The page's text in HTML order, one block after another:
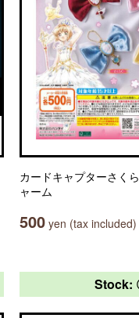
カードキャプターさく
ャーム
500 yen (tax included)
Stock: